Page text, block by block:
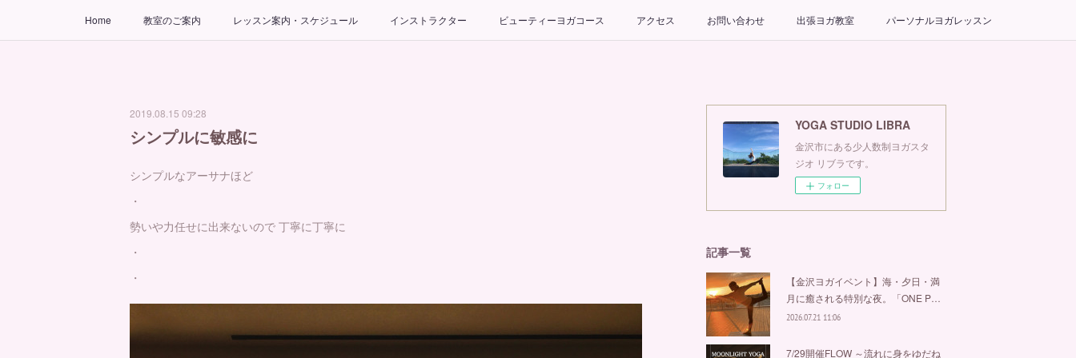
Home 教室のご案内 レッスン案内・スケジュール インストラクター ビューティーヨガコース アクセス お問い合わせ 出張ヨガ教室 パーソナルヨガレッスン
2019.08.15 09:28
シンプルに敏感に
シンプルなアーサナほど
・
勢いや力任せに出来ないので 丁寧に丁寧に
・
・
YOGA STUDIO LIBRA
金沢市にある少人数制ヨガスタ
ジオ リブラです。
フォロー
記事一覧
【金沢ヨガイベント】海・夕日・満
月に癒される特別な夜。「ONE P…
2026.07.21 11:06
7/29開催FLOW ～流れに身をゆだね